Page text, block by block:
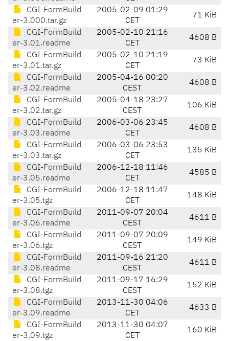
CGI-FormBuild
er-3.000.tar.gz
2005-02-09 01:29
CET
71 KiB
CGI-FormBuild
er-3.01.readme
2005-02-10 21:16
CET
4608 B
CGI-FormBuild
er-3.01.tar.gz
2005-02-10 21:19
CET
73 KiB
CGI-FormBuild
er-3.02.readme
2005-04-16 00:20
CEST
4608 B
CGI-FormBuild
er-3.02.tar.gz
2005-04-18 23:27
CEST
106 KiB
CGI-FormBuild
er-3.03.readme
2006-03-06 23:45
CET
4608 B
CGI-FormBuild
er-3.03.tar.gz
2006-03-06 23:53
CET
135 KiB
CGI-FormBuild
er-3.05.readme
2006-12-18 11:46
CET
4585 B
CGI-FormBuild
er-3.05.tgz
2006-12-18 11:47
CET
148 KiB
CGI-FormBuild
er-3.06.readme
2011-09-07 20:04
CEST
4611 B
CGI-FormBuild
er-3.06.tgz
2011-09-07 20:09
CEST
149 KiB
CGI-FormBuild
er-3.08.readme
2011-09-16 21:20
CEST
4611 B
CGI-FormBuild
er-3.08.tgz
2011-09-17 16:29
CEST
152 KiB
CGI-FormBuild
er-3.09.readme
2013-11-30 04:06
CET
4633 B
CGI-FormBuild
er-3.09.tgz
2013-11-30 04:07
CET
160 KiB